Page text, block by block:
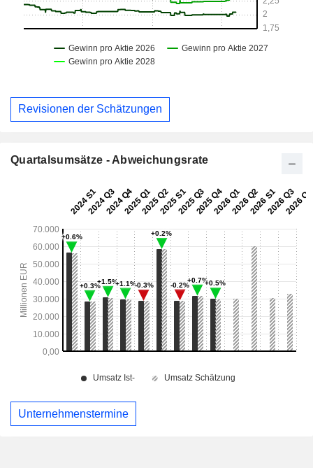
Revisionen der Schätzungen
Quartalsumsätze - Abweichungsrate
Unternehmenstermine